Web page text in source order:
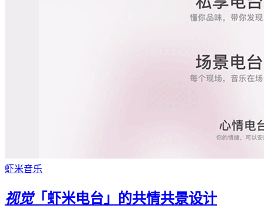
虾米音乐
视觉「虾米电台」的共情共景设计